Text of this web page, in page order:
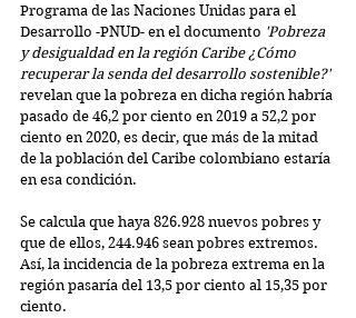
Programa de las Naciones Unidas para el
Desarrollo -PNUD- en el documento 'Pobreza
y desigualdad en la región Caribe ¿Cómo
recuperar la senda del desarrollo sostenible?'
revelan que la pobreza en dicha región habría
pasado de 46,2 por ciento en 2019 a 52,2 por
ciento en 2020, es decir, que más de la mitad
de la población del Caribe colombiano estaría
en esa condición.
Se calcula que haya 826.928 nuevos pobres y
que de ellos, 244.946 sean pobres extremos.
Así, la incidencia de la pobreza extrema en la
región pasaría del 13,5 por ciento al 15,35 por
ciento.